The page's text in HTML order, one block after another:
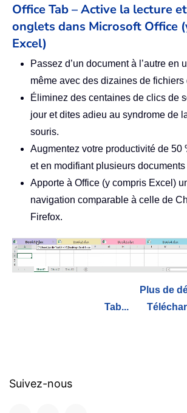
Office Tab – Active la lecture
onglets dans Microsoft Office
Excel)
Passez d’un document à l’autre en
même avec des dizaines de fichiers
Éliminez des centaines de clics de
jour et dites adieu au syndrome de
souris.
Augmentez votre productivité de 50
et en modifiant plusieurs
Apporte à Office (y compris Excel)
navigation comparable à celle de
Firefox.
Plus de
Tab...
Suivez-nous